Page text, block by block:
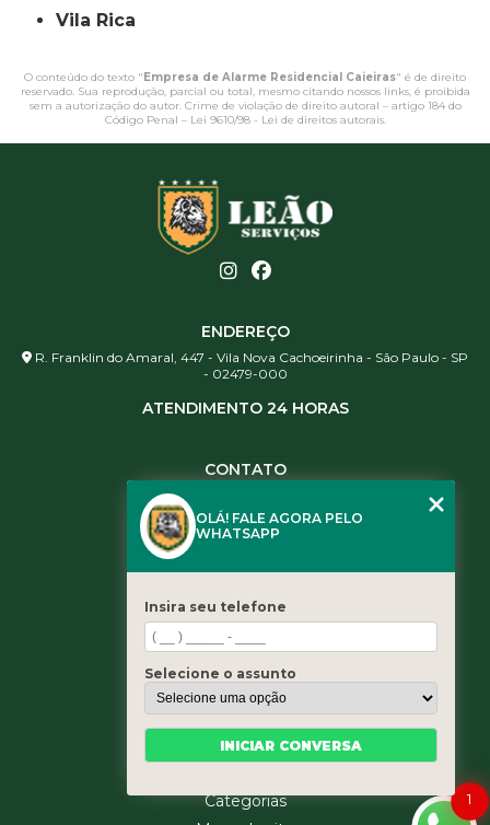
Vila Rica
O conteúdo do texto "Empresa de Alarme Residencial Caieiras" é de direito
reservado. Sua reprodução, parcial ou total, mesmo citando nossos links, é proibida
sem a autorização do autor. Crime de violação de direito autoral – artigo 184 do
Código Penal – Lei 9610/98 - Lei de direitos autorais.
ENDEREÇO
R. Franklin do Amaral, 447 - Vila Nova Cachoeirinha - São Paulo - SP
- 02479-000
ATENDIMENTO 24 HORAS
CONTATO
(11) 3461-5871
contato@leaoservicos.com.br
Home
Quem somos
Serviços
Blog
Categorias
1
OLÁ! FALE AGORA PELO
WHATSAPP
Insira seu telefone
Selecione o assunto
INICIAR CONVERSA